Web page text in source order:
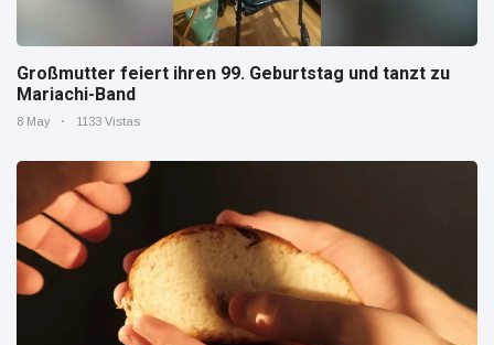
Großmutter feiert ihren 99. Geburtstag und tanzt zu
Mariachi-Band
8 May 1133 Vistas